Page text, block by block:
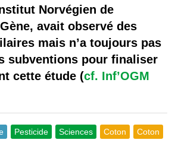
Norvégien de
avait observé des
mais n’a toujours pas
subventions pour finaliser
cette étude (cf. Inf’OGM
Pesticide Sciences Coton Coton